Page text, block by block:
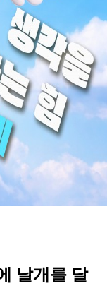
날개를 달